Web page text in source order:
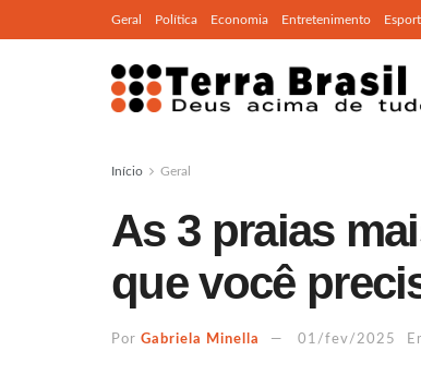
Geral Política Economia Entretenimento
Início Geral
As 3 praias
que você
Por Gabriela Minella 01/fev/2025